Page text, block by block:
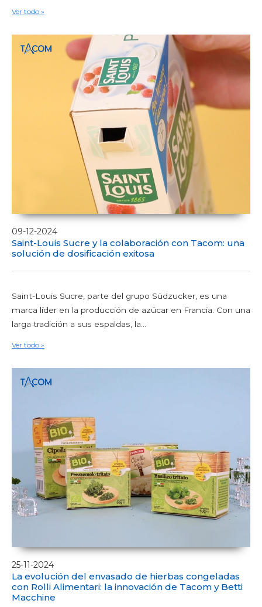
Ver todo »
09-12-2024
Saint-Louis Sucre y la colaboración con Tacom: una
solución de dosificación exitosa
Saint-Louis Sucre, parte del grupo Südzucker, es una
marca líder en la producción de azúcar en Francia. Con una
larga tradición a sus espaldas, la...
Ver todo »
25-11-2024
La evolución del envasado de hierbas congeladas
con Rolli Alimentari: la innovación de Tacom y Betti
Macchine